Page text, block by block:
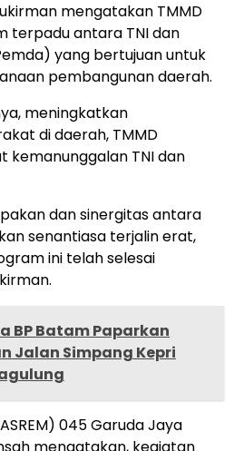
mengatakan TMMD
terpadu antara TNI dan
yang bertujuan untuk
pembangunan daerah.
meningkatkan
di daerah, TMMD
TNI dan
dan sinergitas antara
senantiasa terjalin erat,
ini telah selesai
BP Batam Paparkan
Jalan Simpang Kepri
045 Garuda Jaya